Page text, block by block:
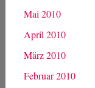
Mai 2010
April 2010
März 2010
Februar 2010